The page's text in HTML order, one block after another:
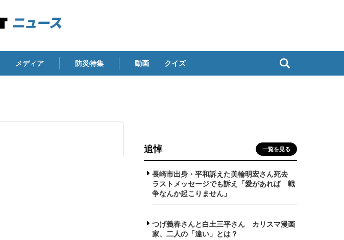
メディア 防災特集 動画 クイズ
追悼 一覧を見る
長崎市出身・平和訴えた美輪明宏さん死去
ラストメッセージでも訴え「愛があれば 戦
争なんか起こりません」
つげ義春さんと白土三平さん カリスマ漫画
家、二人の「違い」とは？